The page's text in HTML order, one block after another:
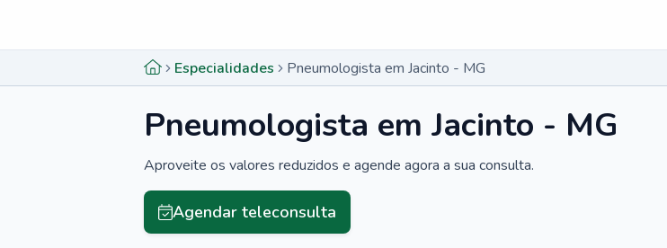
Especialidades Pneumologista em Jacinto - MG
Pneumologista em Jacinto - MG
Aproveite os valores reduzidos e agende agora a sua consulta.
Agendar teleconsulta